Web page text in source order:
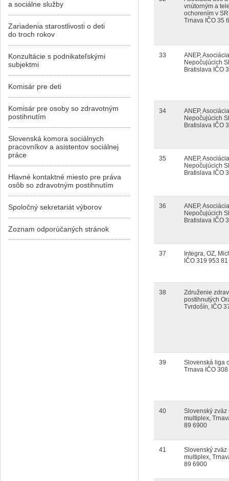
vnútorným a
ochorením v
Trnava IČO 35
33
ANEP, Asociácia
Nepočujúcich
Bratislava IČO
34
ANEP, Asociácia
Nepočujúcich
Bratislava IČO
35
ANEP, Asociácia
Nepočujúcich
Bratislava IČO
36
ANEP, Asociácia
Nepočujúcich
Bratislava IČO
37
Integra, OZ,
IČO 319 953 81
38
Združenie
postihnutých
Tvrdošín, IČO
39
Slovenská liga
Trnava IČO
40
Slovenský zväz
multiplex,
89 6900
41
Slovenský zväz
multiplex,
89 6900
a sociálne služby
Zariadenia starostlivosti o deti
do troch rokov
Konzultácie s podnikateľskými
subjektmi
Komisár pre deti
Komisár pre osoby so zdravotným
postihnutím
Slovenská komora sociálnych
pracovníkov a asistentov sociálnej
práce
Hlavné kontaktné miesto pre práva
osôb so zdravotným postihnutím
Spoločný sekretariát výborov
Zoznam odporúčaných stránok